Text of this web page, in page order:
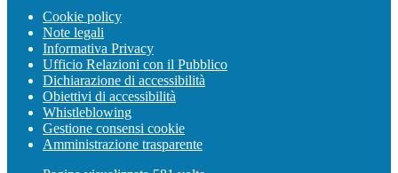
Cookie policy
Note legali
Informativa Privacy
Ufficio Relazioni con il Pubblico
Dichiarazione di accessibilità
Obiettivi di accessibilità
Whistleblowing
Gestione consensi cookie
Amministrazione trasparente